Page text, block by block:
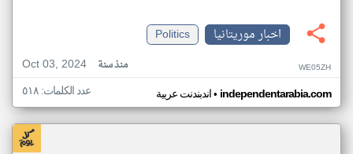
اخبار موريتانيا
Politics
Oct 03, 2024
منذ سنة WE05ZH
اندبندنت عربية• independentarabia.com عدد الكلمات: ٥١٨